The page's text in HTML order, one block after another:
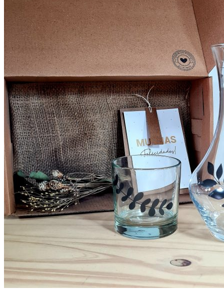
Volver a la tienda
0
Carrito
No hay productos en el carrito.
Volver a la tienda